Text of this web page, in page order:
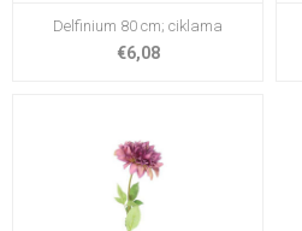
Delfinium 80 cm; ciklama
€6,08